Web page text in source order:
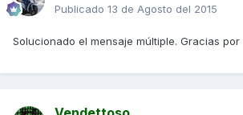
Publicado 13 de Agosto del 2015
Solucionado el mensaje múltiple. Gracias por